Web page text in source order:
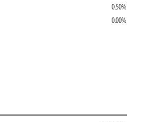
0.50%
0.00%